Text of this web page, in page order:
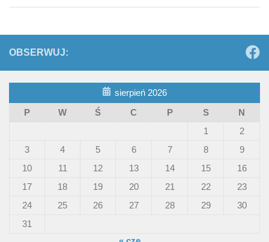
OBSERWUJ:
sierpień 2026
P
W Ś C P S
N
1
2
3
4 5 6 7 8
9
10
11 12 13 14 15
16
17
18 19 20 21 22
23
24
25 26 27 28 29
30
31